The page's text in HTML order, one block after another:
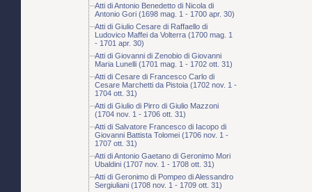
Atti di Antonio Benedetto di Nicola di
Antonio Gori (1698 mag. 1 - 1700 apr. 30)
Atti di Giulio Cesare di Raffaello di
Ludovico Maffei da Volterra (1700 mag. 1
- 1701 apr. 30)
Atti di Giovanni di Zenobio di Giovanni
Maria Lunelli (1701 mag. 1 - 1702 ott. 31)
Atti di Cesare di Francesco Carlo di
Cesare Marchetti da Pistoia (1702 nov. 1 -
1704 ott. 31)
Atti di Giulio di Pirro di Giulio Mazzoni
(1704 nov. 1 - 1706 ott. 31)
Atti di Salvatore Francesco di Iacopo di
Giovanni Battista Tolomei (1706 nov. 1 -
1707 ott. 31)
Atti di Antonio Gaetano di Geronimo Mori
Ubaldini (1707 nov. 1 - 1708 ott. 31)
Atti di Geronimo di Pompeo di Alessandro
Sergiuliani (1708 nov. 1 - 1709 ott. 31)